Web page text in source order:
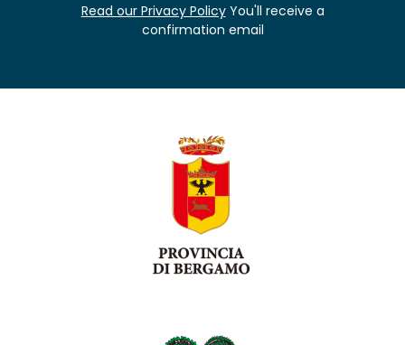
Read our Privacy PolicyYou'll receive a
confirmation email